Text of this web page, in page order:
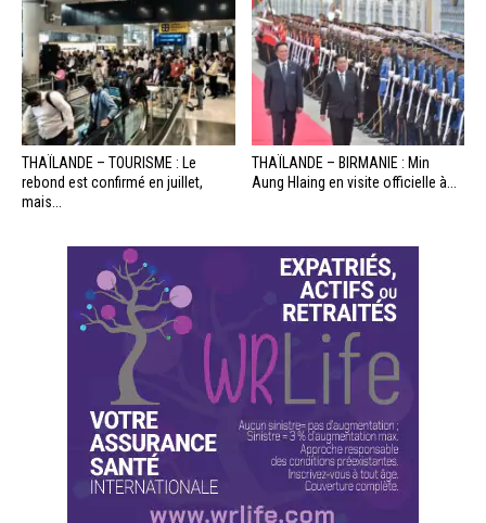
THAÏLANDE – TOURISME : Le
rebond est confirmé en juillet,
mais...
THAÏLANDE – BIRMANIE : Min
Aung Hlaing en visite officielle à...